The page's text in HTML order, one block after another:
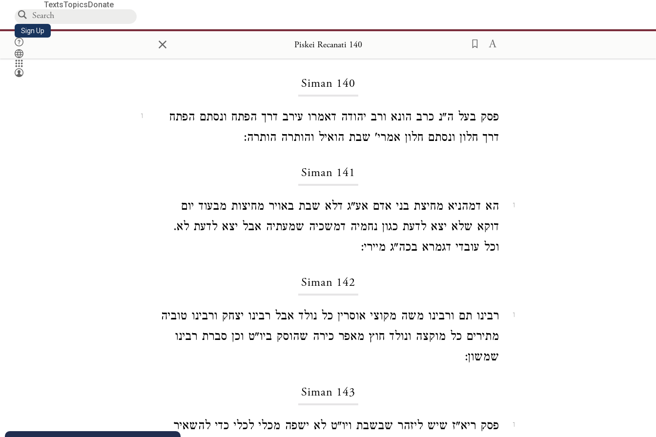
TextsTopicsDonate
Sign Up × Piskei Recanati 140
Siman 140
1
פסק בעל ה"נ כרב הונא ורב יהודה דאמרו עירב דרך הפתח ונסתם הפתח
דרך חלון ונסתם חלון אמרי' שבת הואיל והותרה הותרה:
Siman 141
1
הא דמהניא מחיצת בני אדם אע"ג דלא שבת באויר מחיצות מבעוד יום
דוקא שלא יצא לדעת כגון נחמיה דמשכיה שמעתיה אבל יצא לדעת לא.
וכל עובדי דגמרא בכה"ג מיירי:
Siman 142
1
רבינו תם ורבינו משה מקוצי אוסרין כל נולד אבל רבינו יצחק ורבינו טוביה
מתירים כל מוקצה ונולד חוץ מאפר כירה שהוסק ביו"ט וכן סברת רבינו
שמשון:
Siman 143
1 פסק ריא"ז שיש ליזהר שבשבת ויו"ט לא ישפה מכלי לכלי כדי להשאיר